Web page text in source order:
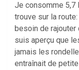
Je consomme 5,7
trouve sur la route:
besoin de rajouter
suis aperçu que
jamais les
entraînait de